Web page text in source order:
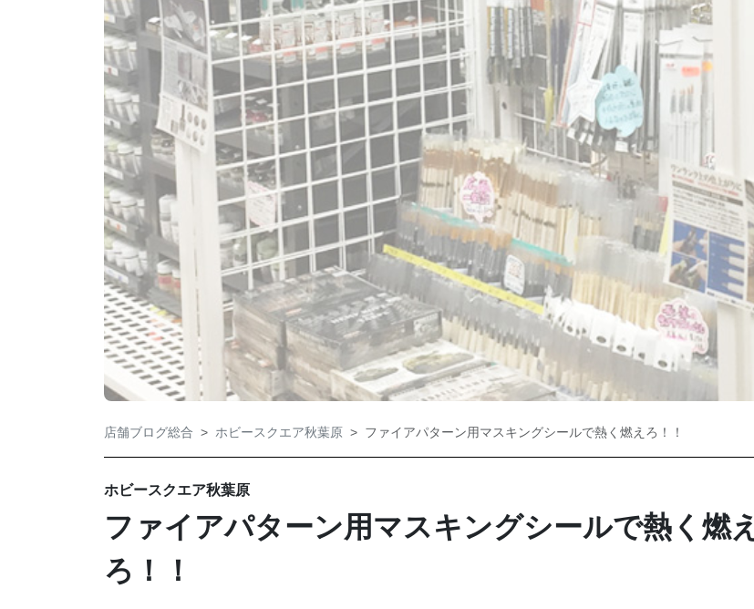
店舗ブログ総合 ホビースクエア秋葉原 ファイアパターン用マスキングシールで熱く燃えろ！！
ホビースクエア秋葉原
ファイアパターン用マスキングシールで熱く燃え
ろ！！